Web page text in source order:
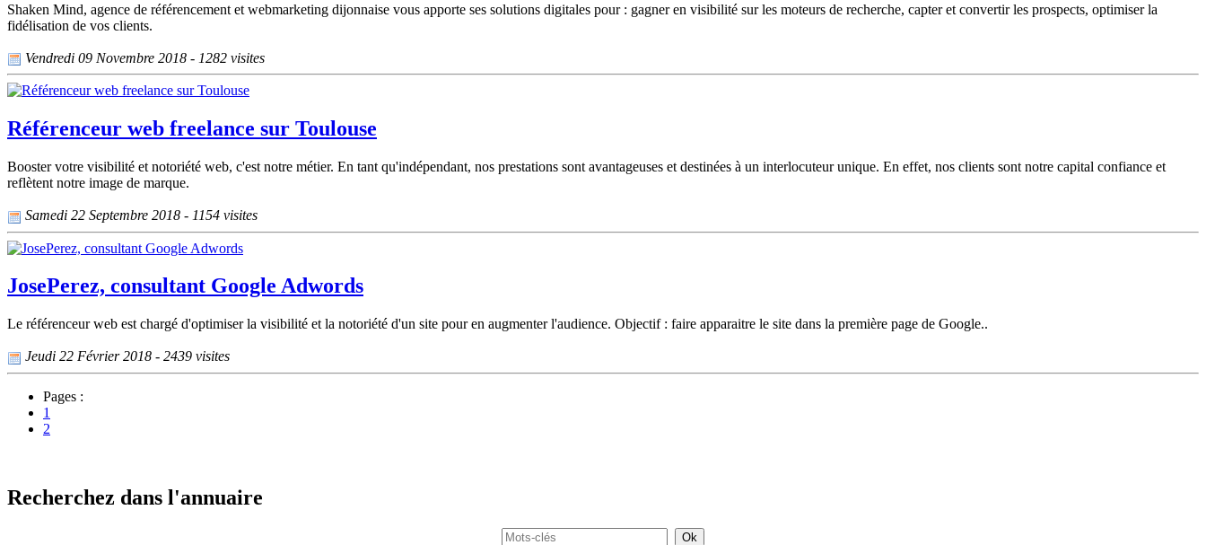
Shaken Mind, agence de référencement et webmarketing dijonnaise vous apporte ses solutions digitales pour : gagner en visibilité sur les moteurs de recherche, capter et convertir les prospects, optimiser la
fidélisation de vos clients.
Vendredi 09 Novembre 2018 - 1282 visites
Référenceur web freelance sur Toulouse
Booster votre visibilité et notoriété web, c'est notre métier. En tant qu'indépendant, nos prestations sont avantageuses et destinées à un interlocuteur unique. En effet, nos clients sont notre capital confiance et
reflètent notre image de marque.
Samedi 22 Septembre 2018 - 1154 visites
JosePerez, consultant Google Adwords
Le référenceur web est chargé d'optimiser la visibilité et la notoriété d'un site pour en augmenter l'audience. Objectif : faire apparaitre le site dans la première page de Google..
Jeudi 22 Février 2018 - 2439 visites
Pages :
1
2
Recherchez dans l'annuaire